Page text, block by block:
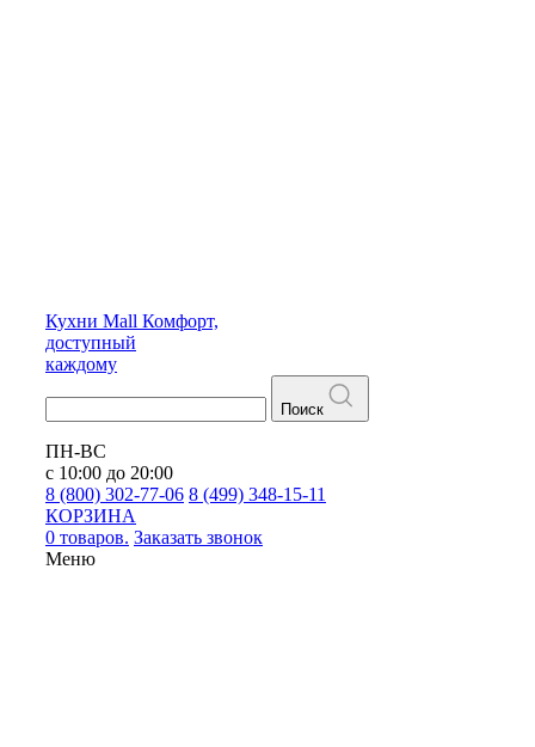
Кухни Mall Комфорт,
доступный
каждому
Поиск
ПН-ВС
с 10:00 до 20:00
8 (800) 302-77-06 8 (499) 348-15-11
КОРЗИНА
0 товаров. Заказать звонок
Меню